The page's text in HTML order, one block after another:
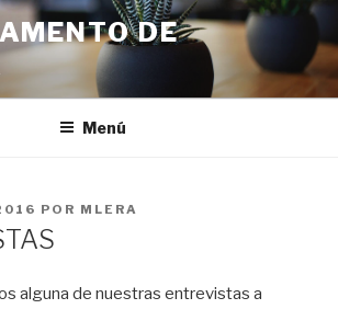
DE
Menú
POR MLERA
alguna de nuestras entrevistas a